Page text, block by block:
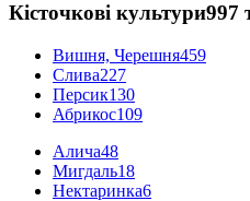
Кісточкові культури997
Вишня, Черешня459
Слива227
Персик130
Абрикос109
Алича48
Мигдаль18
Нектаринка6